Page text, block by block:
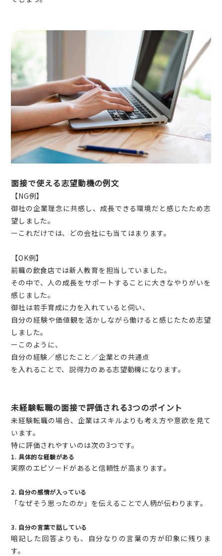
面接で使える志望動機の例文
【NG例】
御社の企業理念に共感し、成長できる環境だと感じたため志
望しました。
ーこれだけでは、どの会社にも当てはまります。
【OK例】
前職の飲食店では新人教育を担当していました。
その中で、人の成長をサポートすることに大きなやりがいを
感じました。
御社は若手育成に力を入れていると伺い、
自分の経験や価値観を活かしながら働けると感じたため志望
しました。
ーこのように、
自分の経験／感じたこと／企業との共通点
を入れることで、説得力のある志望動機になります。
未経験転職の面接で評価される3つのポイント
未経験転職の場合、企業はスキルよりも考え方や意欲を見て
います。
特に評価されやすいのは次の3つです。
1. 具体的な経験がある
実際のエピソードがあると信頼性が高まります。
2. 自分の感情が入っている
「なぜそう思ったのか」を伝えることで人柄が伝わります。
3. 自分の言葉で話している
暗記した回答よりも、自分なりの言葉の方が印象に残りま
す。